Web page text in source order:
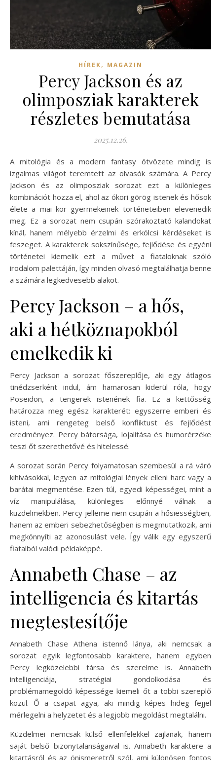
HÍREK, MAGAZIN
Percy Jackson és az
olimposziak karakterek
részletes bemutatása
2025.12.26.
A mitológia és a modern fantasy ötvözete mindig is
izgalmas világot teremtett az olvasók számára. A Percy
Jackson és az olimposziak sorozat ezt a különleges
kombinációt hozza el, ahol az ókori görög istenek és hősök
élete a mai kor gyermekeinek történeteiben elevenedik
meg. Ez a sorozat nem csupán szórakoztató kalandokat
kínál, hanem mélyebb érzelmi és erkölcsi kérdéseket is
feszeget. A karakterek sokszínűsége, fejlődése és egyéni
történetei kiemelik ezt a művet a fiataloknak szóló
irodalom palettáján, így minden olvasó megtalálhatja benne
a számára legkedvesebb alakot.
Percy Jackson – a hős,
aki a hétköznapokból
emelkedik ki
Percy Jackson a sorozat főszereplője, aki egy átlagos
tinédzserként indul, ám hamarosan kiderül róla, hogy
Poseidon, a tengerek istenének fia. Ez a kettősség
határozza meg egész karakterét: egyszerre emberi és
isteni, ami rengeteg belső konfliktust és fejlődést
eredményez. Percy bátorsága, lojalitása és humorérzéke
teszi őt szerethetővé és hitelessé.
A sorozat során Percy folyamatosan szembesül a rá váró
kihívásokkal, legyen az mitológiai lények elleni harc vagy a
barátai megmentése. Ezen túl, egyedi képességei, mint a
víz manipulálása, különleges előnnyé válnak a
küzdelmekben. Percy jelleme nem csupán a hősiességben,
hanem az emberi sebezhetőségben is megmutatkozik, ami
megkönnyíti az azonosulást vele. Így válik egy egyszerű
fiatalból valódi példaképpé.
Annabeth Chase – az
intelligencia és kitartás
megtestesítője
Annabeth Chase Athena istennő lánya, aki nemcsak a
sorozat egyik legfontosabb karaktere, hanem egyben
Percy legközelebbi társa és szerelme is. Annabeth
intelligenciája, stratégiai gondolkodása és
problémamegoldó képessége kiemeli őt a többi szereplő
közül. Ő a csapat agya, aki mindig képes hideg fejjel
mérlegelni a helyzetet és a legjobb megoldást megtalálni.
Küzdelmei nemcsak külső ellenfelekkel zajlanak, hanem
saját belső bizonytalanságaival is. Annabeth karaktere a
kitartásról és az önismeretről szól, ami különösen fontos